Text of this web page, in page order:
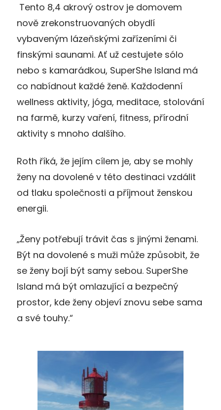
Tento 8,4 akrový ostrov je domovem
nově zrekonstruovaných obydlí
vybaveným lázeňskými zařízeními či
finskými saunami. Ať už cestujete sólo
nebo s kamarádkou, SuperShe Island má
co nabídnout každé ženě. Každodenní
wellness aktivity, jóga, meditace, stolování
na farmě, kurzy vaření, fitness, přírodní
aktivity s mnoho dalšího.
Roth říká, že jejím cílem je, aby se mohly
ženy na dovolené v této destinaci vzdálit
od tlaku společnosti a příjmout ženskou
energii.
„Ženy potřebují trávit čas s jinými ženami.
Být na dovolené s muži může způsobit, že
se ženy bojí být samy sebou. SuperShe
Island má být omlazující a bezpečný
prostor, kde ženy objeví znovu sebe sama
a své touhy.“